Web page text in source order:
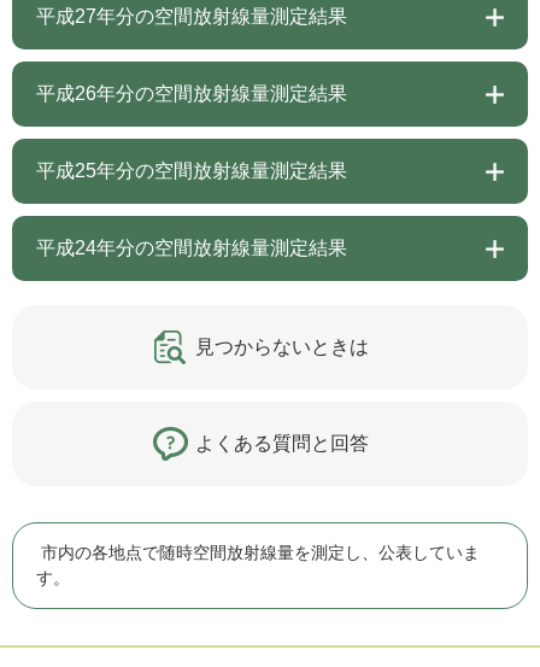
平成27年分の空間放射線量測定結果
平成26年分の空間放射線量測定結果
平成25年分の空間放射線量測定結果
平成24年分の空間放射線量測定結果
見つからないときは
よくある質問と回答
市内の各地点で随時空間放射線量を測定し、公表していま
す。